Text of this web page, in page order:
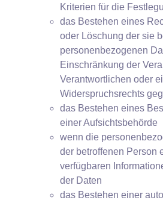
Kriterien für die
das Bestehen eines
oder Löschung der sie
personenbezogenen
Einschränkung der
Verantwortlichen oder
Widerspruchsrechts
das Bestehen eines
einer Aufsichtsbehörde
wenn die
der betroffenen Person
verfügbaren
der Daten
das Bestehen einer